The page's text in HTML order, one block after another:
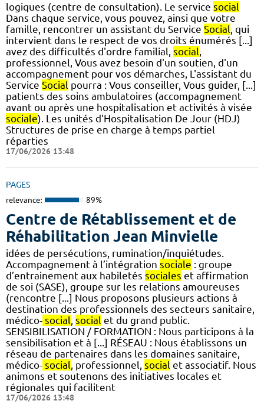
logiques (centre de consultation). Le service social
Dans chaque service, vous pouvez, ainsi que votre
famille, rencontrer un assistant du Service Social , qui
intervient dans le respect de vos droits énumérés [...]
avez des difficultés d'ordre familial, social
professionnel, Vous avez besoin d'un soutien, d'un
accompagnement pour vos démarches, L'assistant du
Service Social pourra : Vous conseiller, Vous guider, [...]
patients des soins ambulatoires (accompagnement
avant ou après une hospitalisation et activités à visée
sociale). Les unités d'Hospitalisation De Jour (HDJ)
Structures de prise en charge à temps partiel
réparties
17/06/2026 13:48
PAGES
relevance: 89%
Centre de Rétablissement et de
Réhabilitation Jean Minvielle
idées de persécutions, rumination/inquiétudes.
Accompagnement à l’intégration sociale : groupe
d’entrainement aux habiletés sociales et affirmation
de soi (SASE), groupe sur les relations amoureuses
(rencontre [...] Nous proposons plusieurs actions à
destination des professionnels des secteurs sanitaire,
médico- social, social et du grand public.
SENSIBILISATION / FORMATION : Nous participons à la
sensibilisation et à [...] RÉSEAU : Nous établissons un
réseau de partenaires dans les domaines sanitaire,
médico- social, professionnel, social et associatif. Nous
animons et soutenons des initiatives locales et
régionales qui facilitent
17/06/2026 13:48